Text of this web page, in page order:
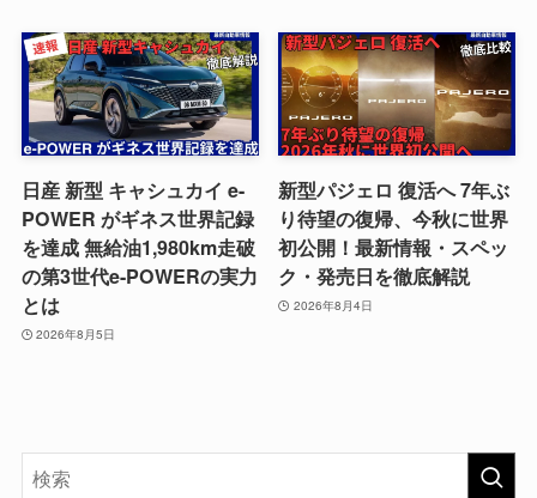
日産 新型 キャシュカイ e-
POWER がギネス世界記録
を達成 無給油1,980km走破
の第3世代e-POWERの実力
とは
2026年8月5日
新型パジェロ 復活へ 7年ぶ
り待望の復帰、今秋に世界
初公開！最新情報・スペッ
ク・発売日を徹底解説
2026年8月4日